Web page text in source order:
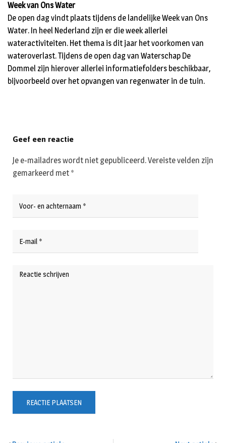
Week van Ons Water
De open dag vindt plaats tijdens de landelijke Week van Ons
Water. In heel Nederland zijn er die week allerlei
wateractiviteiten. Het thema is dit jaar het voorkomen van
wateroverlast. Tijdens de open dag van Waterschap De
Dommel zijn hierover allerlei informatiefolders beschikbaar,
bijvoorbeeld over het opvangen van regenwater in de tuin.
Geef een reactie
Je e-mailadres wordt niet gepubliceerd.Vereiste velden zijn
gemarkeerd met *